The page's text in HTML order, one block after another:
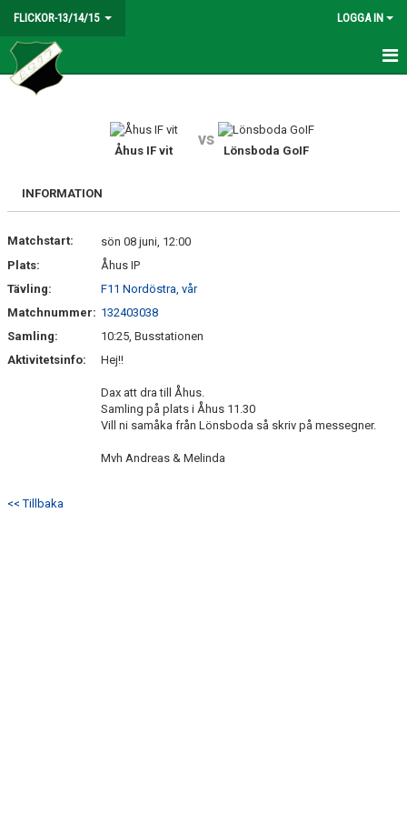
FLICKOR-13/14/15 LOGGA IN
HEM
BILDGALLERI
MATCHER
TRUPPEN
Åhus IF vit
vs
Lönsboda GoIF
INFORMATION
Matchstart:
sön 08 juni, 12:00
Plats:
Åhus IP
Tävling:
F11 Nordöstra, vår
Matchnummer: 132403038
Samling:
10:25, Busstationen
Aktivitetsinfo:
Hej!!
Dax att dra till Åhus.
Samling på plats i Åhus 11.30
Vill ni samåka från Lönsboda så skriv på messegner.
Mvh Andreas & Melinda
<< Tillbaka